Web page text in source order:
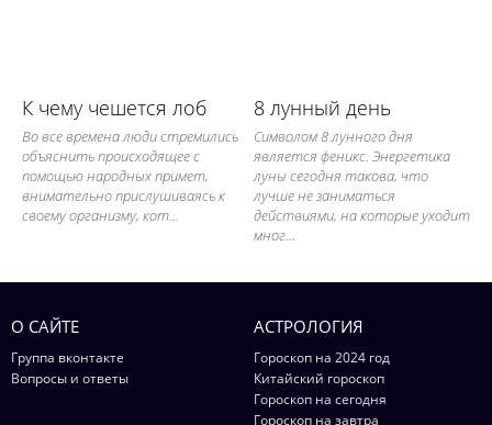
К чему чешется лоб
Во все времена люди стремились
объяснить происходящее с
помощью народных примет,
внимательно прислушиваясь к
своему организму, кот...
8 лунный день
Символом 8 лунного дня
является феникс. Энергетика
луны сегодня такова, что
лучше не заниматься
действиями, на которые уходит
мног...
О САЙТЕ
Группа вконтакте
Вопросы и ответы
АСТРОЛОГИЯ
Гороскоп на 2024 год
Китайский гороскоп
Гороскоп на сегодня
Гороскоп на завтра